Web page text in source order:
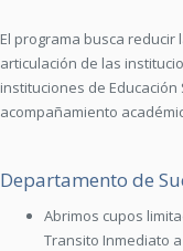
El programa busca
articulación de las
instituciones de
acompañamiento
Departamento de
Abrimos cupos
Transito Inmediato